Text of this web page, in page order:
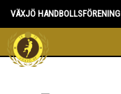
VÄXJÖ HANDBOLLSFÖRENING
HEM